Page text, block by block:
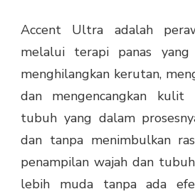
Accent Ultra adalah
melalui terapi panas
menghilangkan kerutan,
dan mengencangkan kulit
tubuh yang dalam
dan tanpa menimbulkan
penampilan wajah dan
lebih muda tanpa ada